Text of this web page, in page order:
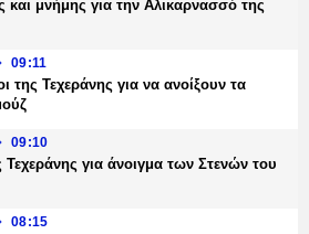
και μνήμης για την Αλικαρνασσό της
09:11
της Τεχεράνης για να ανοίξουν τα
09:10
Τεχεράνης για άνοιγμα των Στενών του
08:15